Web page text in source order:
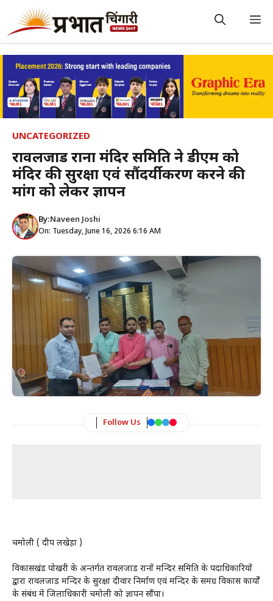
content
UNCATEGORIZED
रावलजाड रानों मंदिर समिति ने डीएम को
मंदिर की सुरक्षा एवं सौंदर्यीकरण करने की
मांग को लेकर ज्ञापन
By:Naveen Joshi
On: Tuesday, June 16, 2026 6:16 AM
Follow Us
चमोली ( प्रदीप लखेड़ा )
विकासखंड पोखरी के अन्तर्गत रावलजाड रानों मन्दिर समिति के पदाधिकारियों
द्वारा रावलजाड मन्दिर के सुरक्षा दीवार निर्माण एवं मन्दिर के समग्र विकास कार्यों
के संबंध में जिलाधिकारी चमोली को ज्ञापन सौंपा।